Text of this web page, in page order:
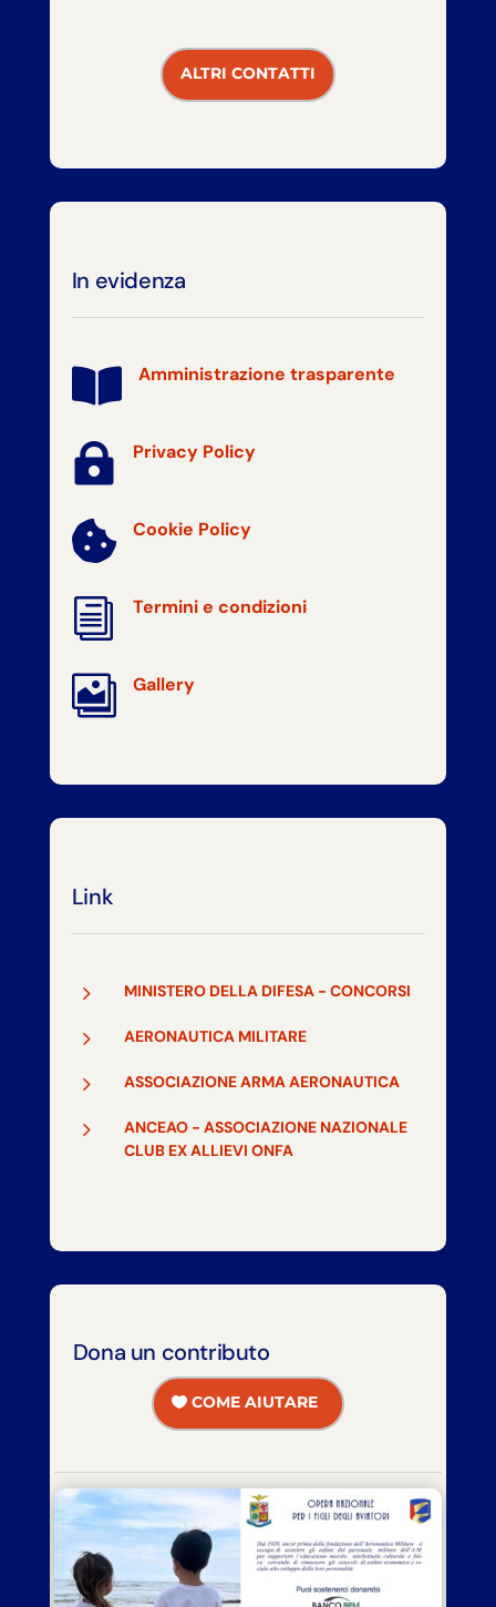
ALTRI CONTATTI
In evidenza
 Amministrazione trasparente
 Privacy Policy
 Cookie Policy
i Termini e condizioni
 Gallery
Link
5 MINISTERO DELLA DIFESA - CONCORSI
5 AERONAUTICA MILITARE
5 ASSOCIAZIONE ARMA AERONAUTICA
5
ANCEAO - ASSOCIAZIONE NAZIONALE
CLUB EX ALLIEVI ONFA
Dona un contributo
COME AIUTARE